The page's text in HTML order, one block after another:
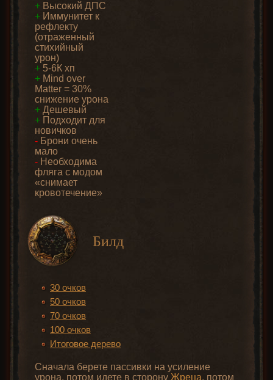
+ Высокий ДПС
+ Иммунитет к
рефлекту
(отраженный
стихийный
урон)
+ 5-6К хп
+ Mind over
Matter = 30%
снижение урона
+ Дешевый
+ Подходит для
новичков
- Брони очень
мало
- Необходима
фляга с модом
«снимает
кровотечение»
Билд
30 очков
50 очков
70 очков
100 очков
Итоговое дерево
Сначала берете пассивки на усиление
урона, потом идете в сторону Жреца, потом